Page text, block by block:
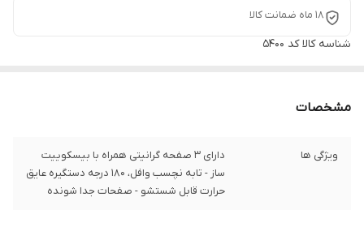
18 ماه ضمانت کالا
شناسه کالاکد 5400
مشخصات
ویژگی ها
دارای ۳ صفحه گرانیتی همراه با بیسکوییت
ساز - تابه نچسب وافل، ۱۸۰ درجه دستگیره عایق
حرارت قابل شستشو - صفحات جدا شونده